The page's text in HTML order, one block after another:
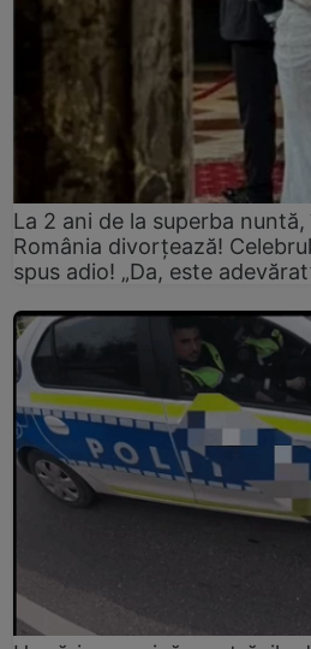
La 2 ani de la superba
România divorțează!
spus adio! „Da, este